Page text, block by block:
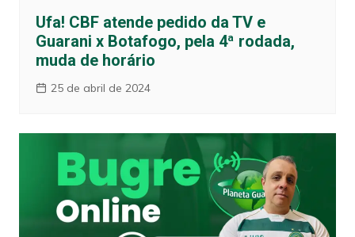
Ufa! CBF atende pedido da TV e
Guarani x Botafogo, pela 4ª rodada,
muda de horário
25 de abril de 2024